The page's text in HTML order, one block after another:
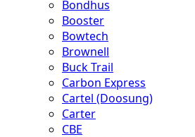
Bondhus
Booster
Bowtech
Brownell
Buck Trail
Carbon Express
Cartel (Doosung)
Carter
CBE